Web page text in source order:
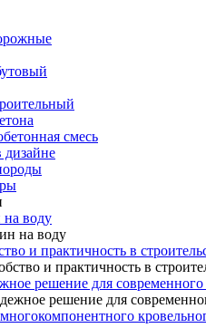
смесь
дизайне
воду
и практичность в
решение для современного